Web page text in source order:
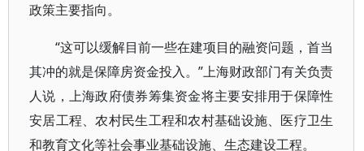
政策主要指向。
“这可以缓解目前一些在建项目的融资问题，首当
其冲的就是保障房资金投入。”上海财政部门有关负责
人说，上海政府债券筹集资金将主要安排用于保障性
安居工程、农村民生工程和农村基础设施、医疗卫生
和教育文化等社会事业基础设施、生态建设工程。